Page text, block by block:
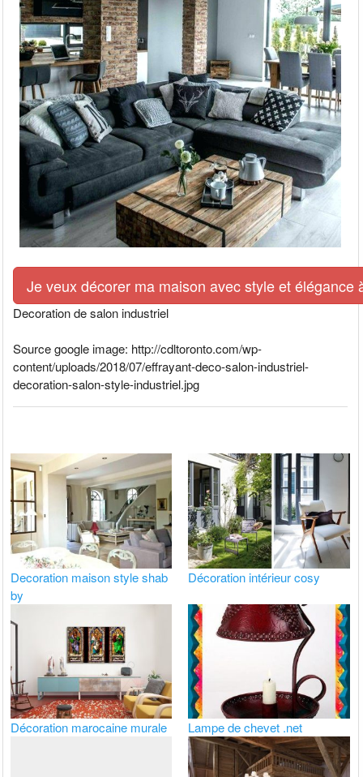
Je veux décorer ma maison avec style et élégance
Decoration de salon industriel
Source google image: http://cdltoronto.com/wp-
content/uploads/2018/07/effrayant-deco-salon-industriel-
decoration-salon-style-industriel.jpg
Decoration maison style shab
by
Décoration intérieur cosy
Décoration marocaine murale Lampe de chevet .net